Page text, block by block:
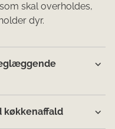
skal overholdes,
dyr.
køkkenaffald